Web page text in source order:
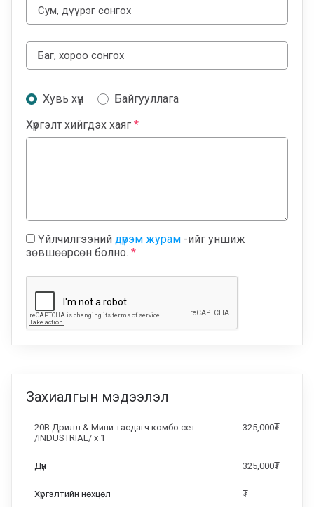
Хувь хүн
Байгууллага
Хүргэлт хийгдэх хаяг *
Үйлчилгээний дүрэм журам -ийг уншиж
зөвшөөрсөн болно. *
Захиалгын мэдээлэл
20В Дрилл & Мини тасдагч комбо сет
/INDUSTRIAL/ x 1
325,000₮
Дүн 325,000₮
Хүргэлтийн нөхцөл ₮